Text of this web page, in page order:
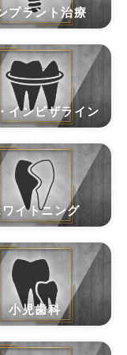
プラント治療
インビザライン
ワイトニング
小児歯科